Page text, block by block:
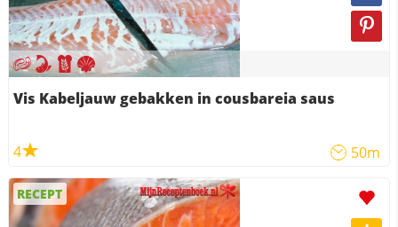
Vis Kabeljauw gebakken in cousbareia saus
4 50m
RECEPT